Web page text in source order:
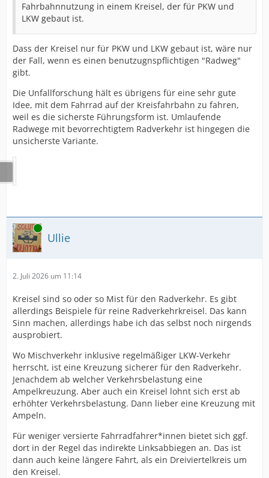
Fahrbahnnutzung in einem Kreisel, der für PKW und
LKW gebaut ist.
Dass der Kreisel nur für PKW und LKW gebaut ist, wäre nur
der Fall, wenn es einen benutzugnspflichtigen "Radweg"
gibt.
Die Unfallforschung hält es übrigens für eine sehr gute
Idee, mit dem Fahrrad auf der Kreisfahrbahn zu fahren,
weil es die sicherste Führungsform ist. Umlaufende
Radwege mit bevorrechtigtem Radverkehr ist hingegen die
unsicherste Variante.
Online
Ullie
2. Juli 2026 um 11:14
Kreisel sind so oder so Mist für den Radverkehr. Es gibt
allerdings Beispiele für reine Radverkehrkreisel. Das kann
Sinn machen, allerdings habe ich das selbst noch nirgends
ausprobiert.
Wo Mischverkehr inklusive regelmäßiger LKW-Verkehr
herrscht, ist eine Kreuzung sicherer für den Radverkehr.
Jenachdem ab welcher Verkehrsbelastung eine
Ampelkreuzung. Aber auch ein Kreisel lohnt sich erst ab
erhöhter Verkehrsbelastung. Dann lieber eine Kreuzung mit
Ampeln.
Für weniger versierte Fahrradfahrer*innen bietet sich ggf.
dort in der Regel das indirekte Linksabbiegen an. Das ist
dann auch keine längere Fahrt, als ein Dreiviertelkreis um
den Kreisel.